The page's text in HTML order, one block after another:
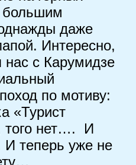
большим
даже
Интересно,
нас с Карумидзе
по мотиву:
«Турист
того нет…. И
И теперь уже не